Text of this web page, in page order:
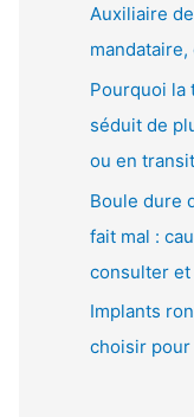
Auxiliaire
Pourquoi la
séduit de
ou en
Boule dure
fait mal :
consulter
Implants
choisir